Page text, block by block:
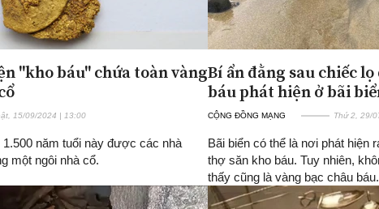
"kho báu" chứa toàn vàng
15/09/2024 | 13:00
năm tuổi này được các nhà
một ngôi nhà cổ.
Bí ẩn đằng sau chiếc
báu phát hiện ở bãi
CỘNG ĐỒNG MẠNG Thứ 2, 29/
Bãi biển có thể là nơi phát hiện
thợ săn kho báu. Tuy nhiên,
thấy cũng là vàng bạc châu báu.